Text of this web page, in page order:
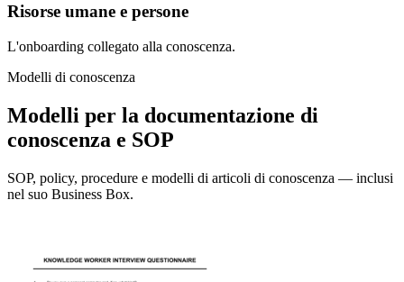
Risorse umane e persone
L'onboarding collegato alla conoscenza.
Modelli di conoscenza
Modelli per la documentazione di
conoscenza e SOP
SOP, policy, procedure e modelli di articoli di conoscenza — inclusi
nel suo Business Box.